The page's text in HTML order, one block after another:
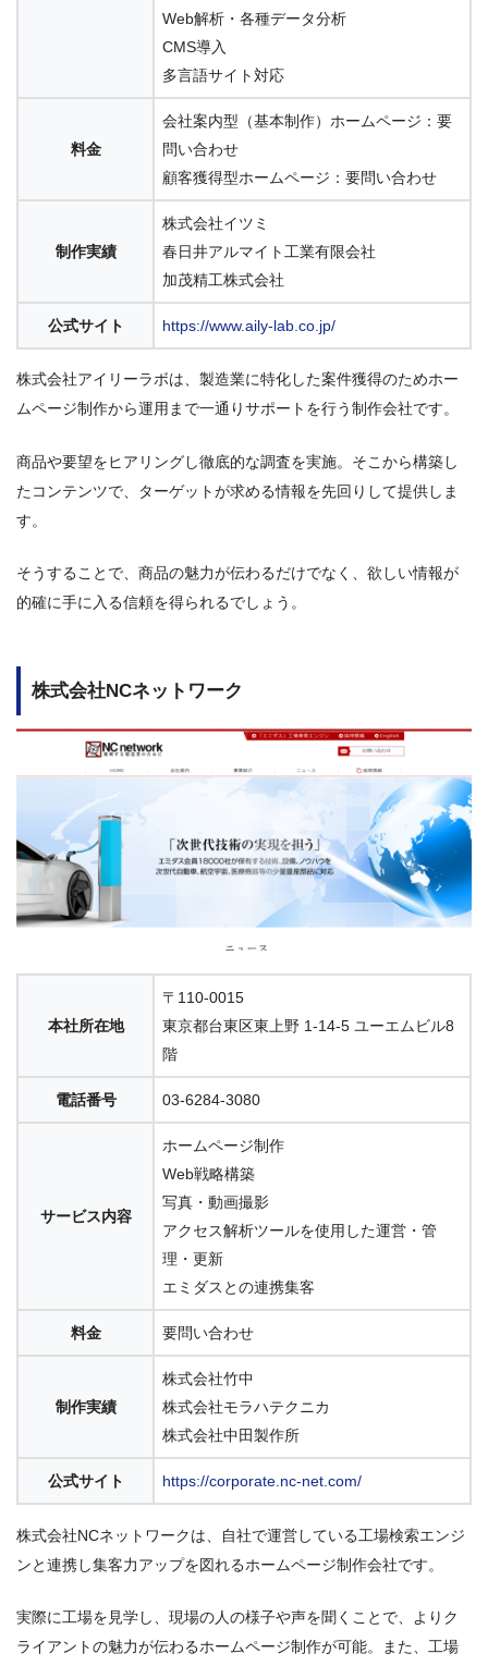
Web解析・各種データ分析
CMS導入
多言語サイト対応
料金
会社案内型（基本制作）ホームページ：要
問い合わせ
顧客獲得型ホームページ：要問い合わせ
制作実績
株式会社イツミ
春日井アルマイト工業有限会社
加茂精工株式会社
公式サイト https://www.aily-lab.co.jp/
株式会社アイリーラボは、製造業に特化した案件獲得のためホー
ムページ制作から運用まで一通りサポートを行う制作会社です。
商品や要望をヒアリングし徹底的な調査を実施。そこから構築し
たコンテンツで、ターゲットが求める情報を先回りして提供しま
す。
そうすることで、商品の魅力が伝わるだけでなく、欲しい情報が
的確に手に入る信頼を得られるでしょう。
株式会社NCネットワーク
本社所在地
〒110-0015
東京都台東区東上野 1-14-5 ユーエムビル8
階
電話番号 03-6284-3080
サービス内容
ホームページ制作
Web戦略構築
写真・動画撮影
アクセス解析ツールを使用した運営・管
理・更新
エミダスとの連携集客
料金 要問い合わせ
制作実績
株式会社竹中
株式会社モラハテクニカ
株式会社中田製作所
公式サイト https://corporate.nc-net.com/
株式会社NCネットワークは、自社で運営している工場検索エンジ
ンと連携し集客力アップを図れるホームページ制作会社です。
実際に工場を見学し、現場の人の様子や声を聞くことで、よりク
ライアントの魅力が伝わるホームページ制作が可能。また、工場